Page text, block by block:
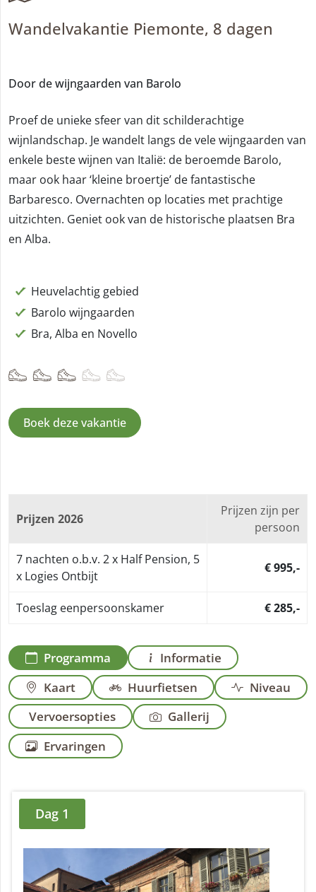
Wandelvakantie Piemonte, 8 dagen
Door de wijngaarden van Barolo
Proef de unieke sfeer van dit schilderachtige
wijnlandschap. Je wandelt langs de vele wijngaarden van
enkele beste wijnen van Italië: de beroemde Barolo,
maar ook haar ‘kleine broertje’ de fantastische
Barbaresco. Overnachten op locaties met prachtige
uitzichten. Geniet ook van de historische plaatsen Bra
en Alba.
Heuvelachtig gebied
Barolo wijngaarden
Bra, Alba en Novello
Boek deze vakantie
Prijzen 2026
Prijzen zijn per
persoon
7 nachten o.b.v. 2 x Half Pension, 5
x Logies Ontbijt
€ 995,-
Toeslag eenpersoonskamer € 285,-
Programma
Informatie
Kaart
Huurfietsen
Niveau
Vervoersopties
Gallerij
Ervaringen
Dag 1